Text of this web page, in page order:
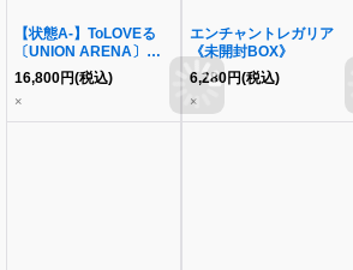
【状態A-】ToLOVEる
〔UNION ARENA〕
《未開封BOX》
16,800円(税込)
×
エンチャントレガリア
《未開封BOX》
6,280円(税込)
×